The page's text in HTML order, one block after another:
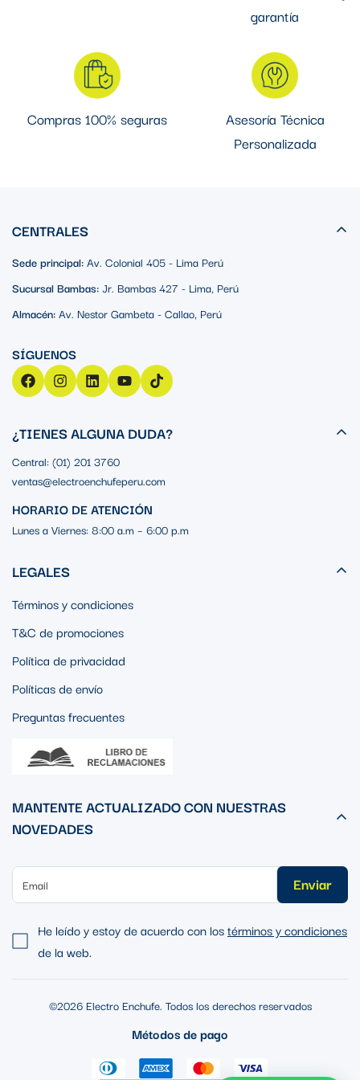
garantía
Compras 100% seguras
Asesoría Técnica
Personalizada
CENTRALES
Sede principal:Av. Colonial 405 - Lima Perú
Sucursal Bambas:Jr. Bambas 427 - Lima, Perú
Almacén:Av. Nestor Gambeta - Callao, Perú
¿TIENES ALGUNA DUDA?
Central: (01) 201 3760
ventas@electroenchufeperu.com
HORARIO DE ATENCIÓN
Lunes a Viernes: 8:00 a.m – 6:00 p.m
LEGALES
Términos y condiciones
T&C de promociones
Política de privacidad
Políticas de envío
Preguntas frecuentes
MANTENTE ACTUALIZADO CON NUESTRAS
NOVEDADES
Enviar
He leído y estoy de acuerdo con lostérminos y condiciones
de la web.
©2026 Electro Enchufe. Todos los derechos reservados
Métodos de pago